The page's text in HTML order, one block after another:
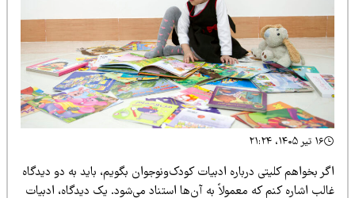
بخواهم کلیتی درباره ادبیات کودک‌ونوجوان بگویم، باید به دو دیدگاه
اشاره کنم که معمولاً به آن‌ها استناد می‌شود. یک دیدگاه، ادبیات